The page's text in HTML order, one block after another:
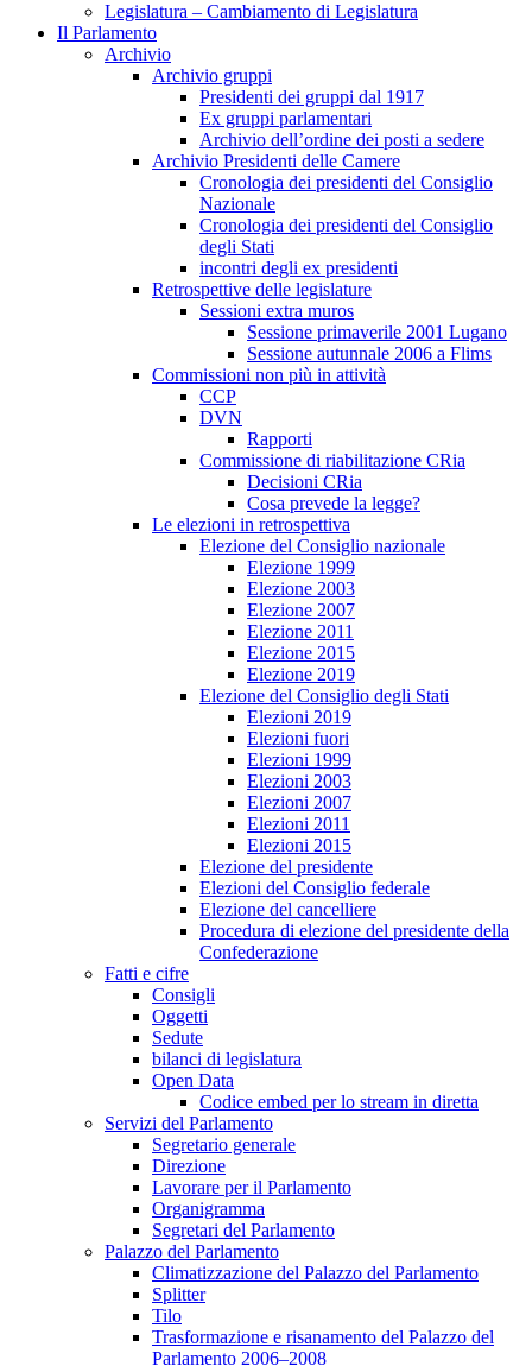
Legislatura – Cambiamento di Legislatura
Il Parlamento
Archivio
Archivio gruppi
Presidenti dei gruppi dal 1917
Ex gruppi parlamentari
Archivio dell’ordine dei posti a sedere
Archivio Presidenti delle Camere
Cronologia dei presidenti del Consiglio
Nazionale
Cronologia dei presidenti del Consiglio
degli Stati
incontri degli ex presidenti
Retrospettive delle legislature
Sessioni extra muros
Sessione primaverile 2001 Lugano
Sessione autunnale 2006 a Flims
Commissioni non più in attività
CCP
DVN
Rapporti
Commissione di riabilitazione CRia
Decisioni CRia
Cosa prevede la legge?
Le elezioni in retrospettiva
Elezione del Consiglio nazionale
Elezione 1999
Elezione 2003
Elezione 2007
Elezione 2011
Elezione 2015
Elezione 2019
Elezione del Consiglio degli Stati
Elezioni 2019
Elezioni fuori
Elezioni 1999
Elezioni 2003
Elezioni 2007
Elezioni 2011
Elezioni 2015
Elezione del presidente
Elezioni del Consiglio federale
Elezione del cancelliere
Procedura di elezione del presidente della
Confederazione
Fatti e cifre
Consigli
Oggetti
Sedute
bilanci di legislatura
Open Data
Codice embed per lo stream in diretta
Servizi del Parlamento
Segretario generale
Direzione
Lavorare per il Parlamento
Organigramma
Segretari del Parlamento
Palazzo del Parlamento
Climatizzazione del Palazzo del Parlamento
Splitter
Tilo
Trasformazione e risanamento del Palazzo del
Parlamento 2006–2008